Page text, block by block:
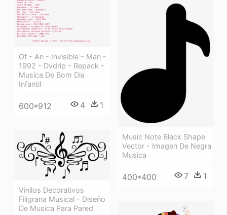
Of - An - Invisible - Man -
1992 - Dvdrip - Repack -
Musica De Bom Dia
Infantil
600*912 4 1
Music Note Black Shape
Vector - Imagen De Negra
Musica
400*400 7 1
Vinilos Decorativos
Filigrana Musical - Diseño
De Musica Para Pared